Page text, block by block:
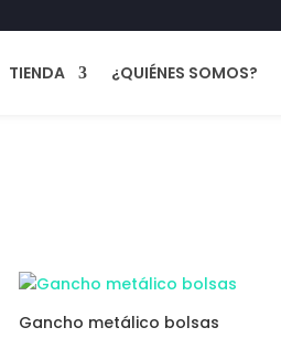
TIENDA ¿QUIÉNES SOMOS?
Gancho metálico bolsas